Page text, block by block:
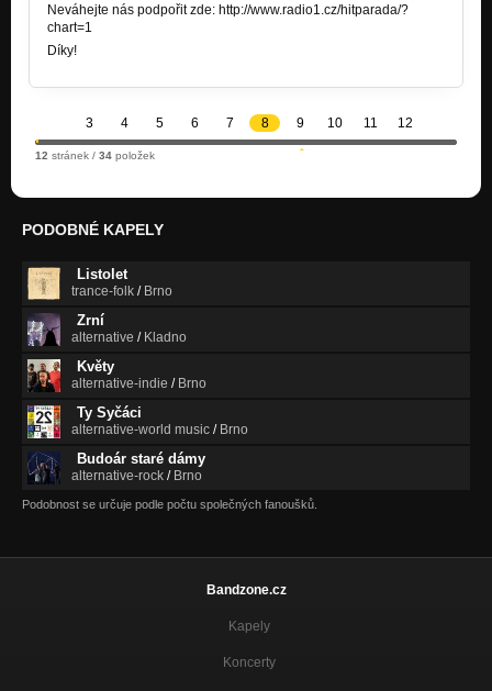
Neváhejte nás podpořit zde: http://www.radio1.cz/hitparada/?
chart=1
Díky!
3 4 5 6 7 8 9 10 11 12
12 stránek / 34 položek
PODOBNÉ KAPELY
Listolet
trance-folk / Brno
Zrní
alternative / Kladno
Květy
alternative-indie / Brno
Ty Syčáci
alternative-world music / Brno
Budoár staré dámy
alternative-rock / Brno
Podobnost se určuje podle počtu společných fanoušků.
Bandzone.cz
Kapely
Koncerty